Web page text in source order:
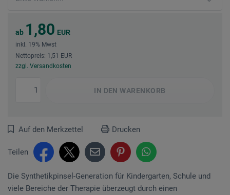
ab 1,80 EUR
inkl. 19% Mwst
Nettopreis: 1,51 EUR
zzgl. Versandkosten
IN DEN WARENKORB
Auf den Merkzettel Drucken
Teilen
Die Synthetikpinsel-Generation für Kindergarten, Schule und
viele Bereiche der Therapie überzeugt durch einen